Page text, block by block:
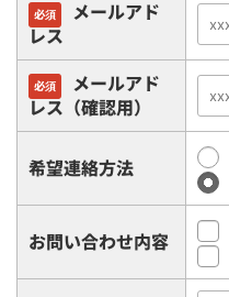
必須
メールアド
レス
必須
メールアド
レス（確認用）
希望連絡方法
お問い合わせ内容